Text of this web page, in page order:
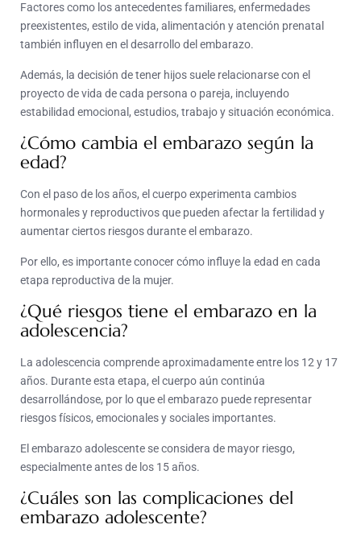
Factores como los antecedentes familiares, enfermedades
preexistentes, estilo de vida, alimentación y atención prenatal
también influyen en el desarrollo del embarazo.
Además, la decisión de tener hijos suele relacionarse con el
proyecto de vida de cada persona o pareja, incluyendo
estabilidad emocional, estudios, trabajo y situación económica.
¿Cómo cambia el embarazo según la
edad?
Con el paso de los años, el cuerpo experimenta cambios
hormonales y reproductivos que pueden afectar la fertilidad y
aumentar ciertos riesgos durante el embarazo.
Por ello, es importante conocer cómo influye la edad en cada
etapa reproductiva de la mujer.
¿Qué riesgos tiene el embarazo en la
adolescencia?
La adolescencia comprende aproximadamente entre los 12 y 17
años. Durante esta etapa, el cuerpo aún continúa
desarrollándose, por lo que el embarazo puede representar
riesgos físicos, emocionales y sociales importantes.
El embarazo adolescente se considera de mayor riesgo,
especialmente antes de los 15 años.
¿Cuáles son las complicaciones del
embarazo adolescente?